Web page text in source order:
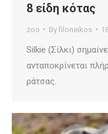
8 είδη κότας
zoo By filoneikos
Silkie (Σίλκι)
ανταποκρίνεται
ράτσας.